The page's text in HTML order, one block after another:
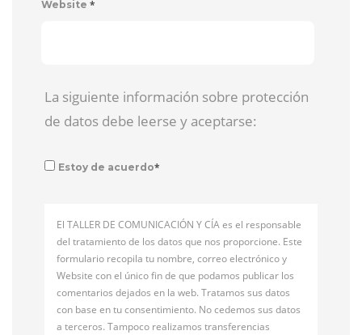
Website *
La siguiente información sobre protección
de datos debe leerse y aceptarse:
Estoy de acuerdo*
El TALLER DE COMUNICACIÓN Y CÍA es el responsable
del tratamiento de los datos que nos proporcione. Este
formulario recopila tu nombre, correo electrónico y
Website con el único fin de que podamos publicar los
comentarios dejados en la web. Tratamos sus datos
con base en tu consentimiento. No cedemos sus datos
a terceros. Tampoco realizamos transferencias